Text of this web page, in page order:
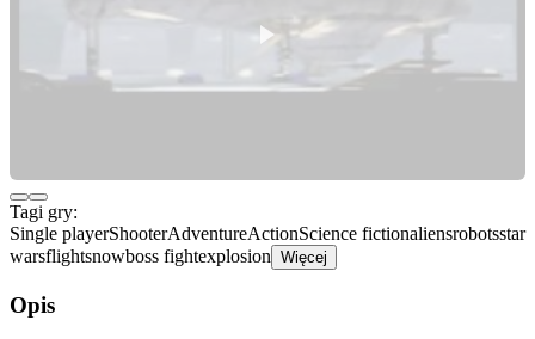
Tagi gry:
Single playerShooterAdventureActionScience fictionaliensrobotsstar
warsflightsnowboss fightexplosion Więcej
Opis